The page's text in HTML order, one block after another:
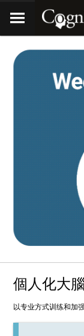
個人化大
以专业方式训练和加